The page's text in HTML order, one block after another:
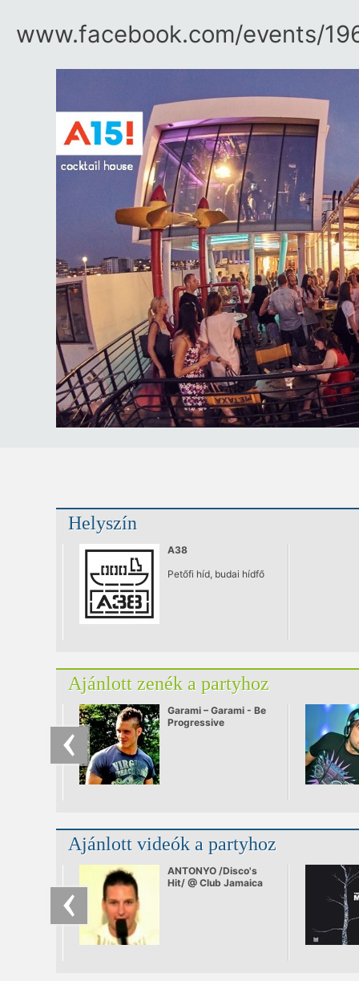
www.facebook.com/​events/​
Helyszín
A38
Petőfi híd, budai hídfő
Ajánlott zenék a partyhoz
Garami – Garami - Be
Progressive
Ajánlott videók a partyhoz
ANTONYO /Disco's
Hit/ @ Club Jamaica